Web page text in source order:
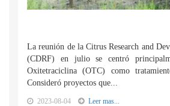
La reunión de la Citrus Research and
(CDRF) en julio se centró
Oxitetraciclina (OTC) como
Consideró proyectos que...
2023-08-04 Leer mas...